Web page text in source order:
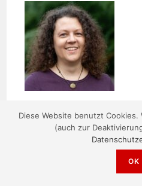
Neue Perspektiven gefällig?
Diese Website benutzt
(auch zur
OK